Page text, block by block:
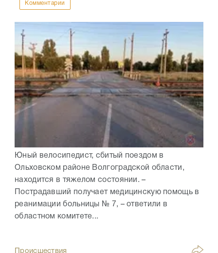
Комментарии
Юный велосипедист, сбитый поездом в
Ольховском районе Волгоградской области,
находится в тяжелом состоянии. –
Пострадавший получает медицинскую помощь в
реанимации больницы № 7, – ответили в
областном комитете...
Происшествия